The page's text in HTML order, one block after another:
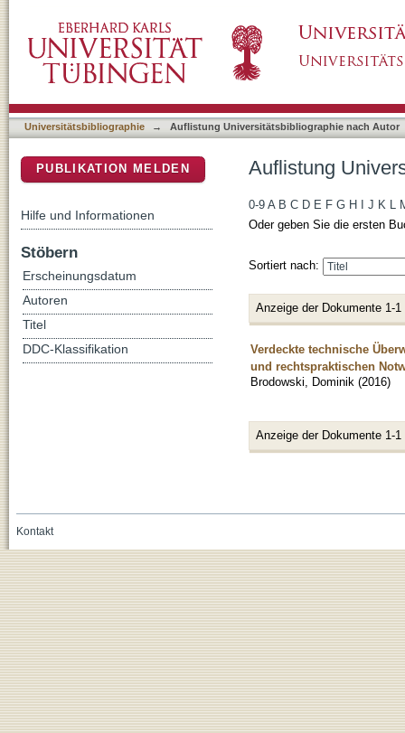
Universitätsbibliographie → Auflistung Universitätsbibliographie nach Autor
Auflistung
0-9 A B C D E F G H J K L
Oder geben Sie die ersten
Sortiert nach:
Anzeige der Dokumente 1-1
Verdeckte technische
und rechtspraktischen
Brodowski, Dominik (2016)
Anzeige der Dokumente 1-1
PUBLIKATION MELDEN
Hilfe und Informationen
Stöbern
Erscheinungsdatum
Autoren
Titel
DDC-Klassifikation
Kontakt